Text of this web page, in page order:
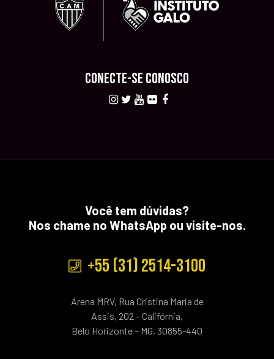
CONECTE-SE CONOSCO
Você tem dúvidas?
Nos chame no WhatsApp ou visite-nos.
+55 (31) 2514-3100
Arena MRV, Rua Cristina Maria de
Assis, 202 – Califórnia,
Belo Horizonte – MG, 30855-440